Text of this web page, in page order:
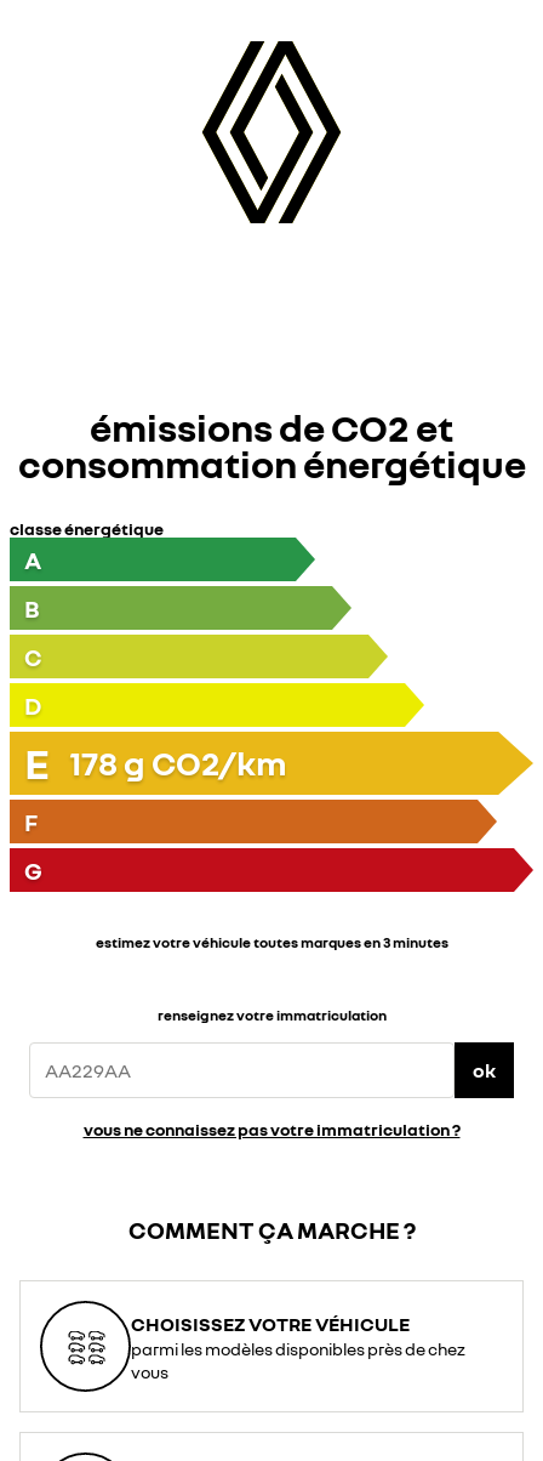
émissions de CO2 et
consommation énergétique
classe énergétique
A
B
C
D
E 178 g CO2/km
F
G
estimez votre véhicule toutes marques en 3 minutes
renseignez votre immatriculation
ok
vous ne connaissez pas votre immatriculation ?
COMMENT ÇA MARCHE ?
CHOISISSEZ VOTRE VÉHICULE
parmi les modèles disponibles près de chez
vous